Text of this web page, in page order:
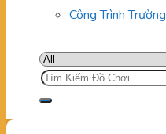
Công Trình
Tìm
kiếm: